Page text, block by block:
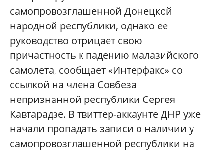
самопровозглашенной Донецкой
народной республики, однако ее
руководство отрицает свою
причастность к падению малазийского
самолета, сообщает «Интерфакс» со
ссылкой на члена Совбеза
непризнанной республики Сергея
Кавтарадзе. В твиттер-аккаунте ДНР уже
начали пропадать записи о наличии у
самопровозглашенной республики на